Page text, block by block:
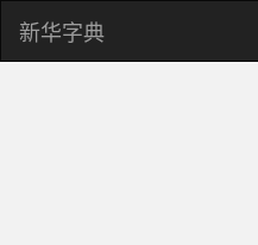
新华字典